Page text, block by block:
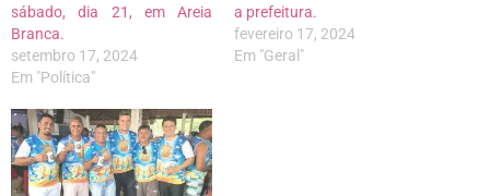
sábado, dia 21, em Areia
Branca.
setembro 17, 2024
Em "Política"
a prefeitura.
fevereiro 17, 2024
Em "Geral"